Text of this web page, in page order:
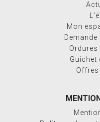
Mon
Demande
Ordures
Guichet
Offres